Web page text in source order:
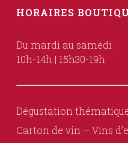
HORAIRES
Du mardi au samedi :
10h-14h | 15h30-19h
Dégustation
Carton de vin – Vins